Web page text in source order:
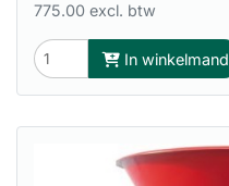
775.00 excl. btw
In winkelmand